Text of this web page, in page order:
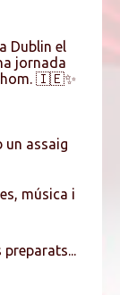
Dublin el
jornada
🇮🇪✨
un assaig
música i